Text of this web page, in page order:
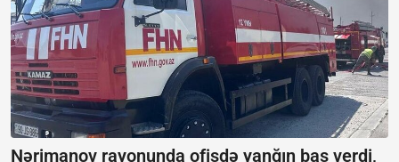
Nərimanov rayonunda ofisdə yanğın baş verdi,